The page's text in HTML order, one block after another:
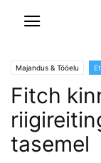
Majandus & Tööelu
Fitch
tasemel